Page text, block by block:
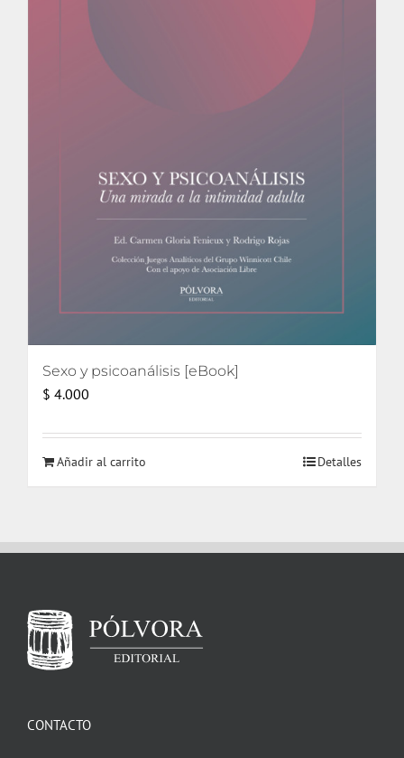
Sexo y psicoanálisis [eBook]
$ 4.000
Añadir al carrito Detalles
CONTACTO